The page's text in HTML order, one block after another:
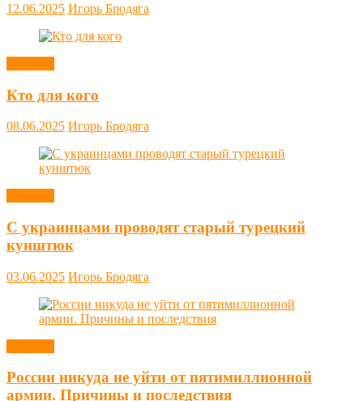
12.06.2025 Игорь Бродяга
Кто для кого
08.06.2025 Игорь Бродяга
С украинцами проводят старый турецкий
кунштюк
03.06.2025 Игорь Бродяга
России никуда не уйти от пятимиллионной
армии. Причины и последствия